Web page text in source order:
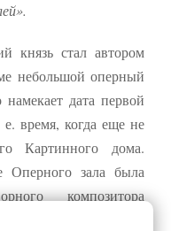
князь стал автором
небольшой оперный
дата первой
время, когда еще не
Картинного дома.
зала была
композитора